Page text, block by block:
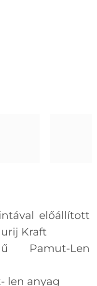
előállított
Kraft
Pamut-Len
len anyag